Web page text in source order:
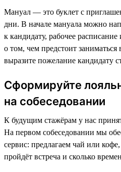
Мануал — это буклет с
дни. В начале мануала можно
к кандидату, рабочее
о том, чем предстоит
выразите пожелание кандидату
Сформируйте
на собеседовании
К будущим стажёрам у нас
На первом собеседовании мы
сервис: предлагаем чай или
пройдёт встреча и сколько